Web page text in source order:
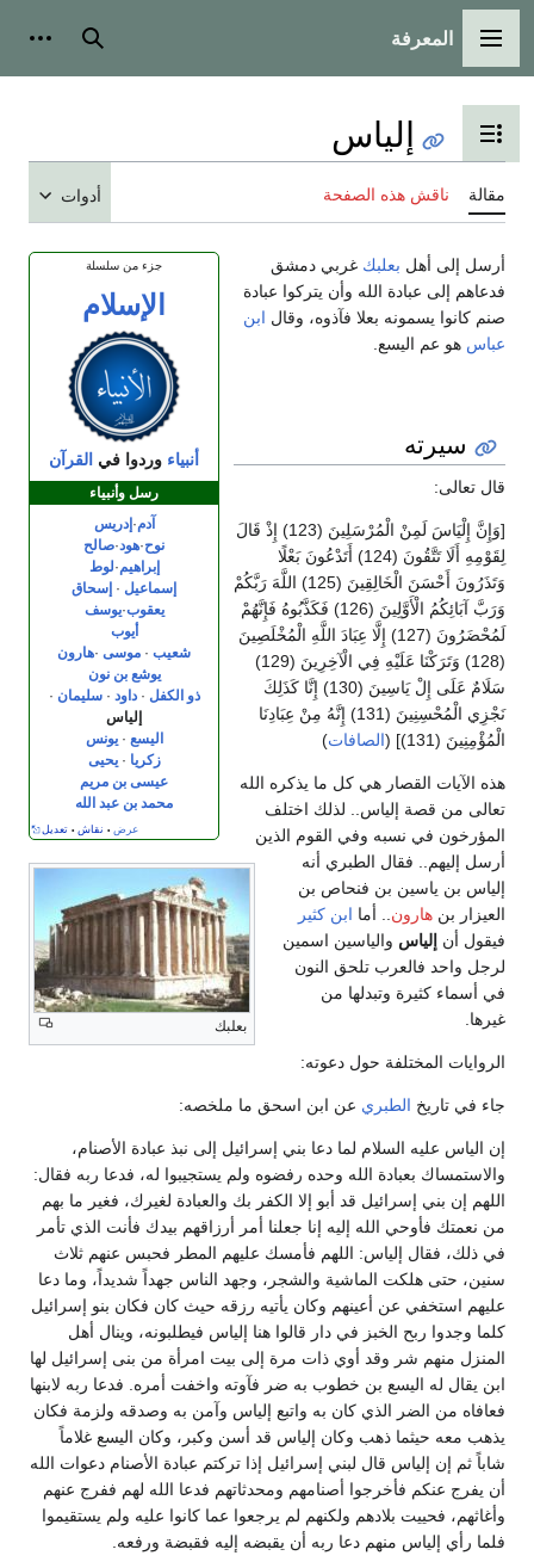
القائمة الرئيسية
المعرفة بحث
تبديل عرض جدول المحتويات
إلياس
مقالة ناقش هذه الصفحة أدوات
جزء من سلسلة
الإسلام
أنبياء وردوا في القرآن
رسل وأنبياء
آدم· إدريس
نوح·هود·صالح
إبراهيم·لوط
إسماعيل · إسحاق
يعقوب·يوسف
أيوب
شعيب · موسى ·هارون
يوشع بن نون
ذو الكفل ·داود ·سليمان ·
إلياس
اليسع ·يونس
زكريا ·يحيى
عيسى بن مريم
محمد بن عبد الله
عرض • نقاش • تعديل
بعلبك
أرسل إلى أهل بعلبك غربي دمشق
فدعاهم إلى عبادة الله وأن يتركوا عبادة
صنم كانوا يسمونه بعلا فآذوه، وقال ابن
عباس هو عم اليسع.
سيرته
قال تعالى:
[وَإِنَّ إِلْيَاسَ لَمِنْ الْمُرْسَلِينَ (123) إِذْ قَالَ
لِقَوْمِهِ أَلَا تَتَّقُونَ (124) أَتَدْعُونَ بَعْلًا
وَتَذَرُونَ أَحْسَنَ الْخَالِقِينَ (125) اللَّهَ رَبَّكُمْ
وَرَبَّ آبَائِكُمُ الْأَوَّلِينَ (126) فَكَذَّبُوهُ فَإِنَّهُمْ
لَمُحْضَرُونَ (127) إِلَّا عِبَادَ اللَّهِ الْمُخْلَصِينَ
(128) وَتَرَكْنَا عَلَيْهِ فِي الْآخِرِينَ (129)
سَلَامٌ عَلَى إِلْ يَاسِينَ (130) إِنَّا كَذَلِكَ
نَجْزِي الْمُحْسِنِينَ (131) إِنَّهُ مِنْ عِبَادِنَا
الْمُؤْمِنِينَ (131)] (
الصافات)
هذه الآيات القصار هي كل ما يذكره الله
تعالى من قصة إلياس.. لذلك اختلف
المؤرخون في نسبه وفي القوم الذين
أرسل إليهم.. فقال الطبري أنه
إلياس بن ياسين بن فنحاص بن
العيزار بن هارون.. أما ابن كثير
فيقول أن إلياس والياسين اسمين
لرجل واحد فالعرب تلحق النون
في أسماء كثيرة وتبدلها من
غيرها.
الروايات المختلفة حول دعوته:
جاء في تاريخ الطبري عن ابن اسحق ما ملخصه:
إن الياس عليه السلام لما دعا بني إسرائيل إلى نبذ عبادة الأصنام،
والاستمساك بعبادة الله وحده رفضوه ولم يستجيبوا له، فدعا ربه فقال:
اللهم إن بني إسرائيل قد أبو إلا الكفر بك والعبادة لغيرك، فغير ما بهم
من نعمتك فأوحي الله إليه إنا جعلنا أمر أرزاقهم بيدك فأنت الذي تأمر
في ذلك، فقال إلياس: اللهم فأمسك عليهم المطر فحبس عنهم ثلاث
سنين، حتى هلكت الماشية والشجر، وجهد الناس جهداً شديداً، وما دعا
عليهم استخفي عن أعينهم وكان يأتيه رزقه حيث كان فكان بنو إسرائيل
كلما وجدوا ربح الخبز في دار قالوا هنا إلياس فيطلبونه، وينال أهل
المنزل منهم شر وقد أوي ذات مرة إلى بيت امرأة من بنى إسرائيل لها
ابن يقال له اليسع بن خطوب به ضر فآوته واخفت أمره. فدعا ربه لابنها
فعافاه من الضر الذي كان به واتبع إلياس وآمن به وصدقه ولزمة فكان
يذهب معه حيثما ذهب وكان إلياس قد أسن وكبر، وكان اليسع غلاماً
شاباً ثم إن إلياس قال لبني إسرائيل إذا تركتم عبادة الأصنام دعوات الله
أن يفرج عنكم فأخرجوا أصنامهم ومحدثاتهم فدعا الله لهم ففرج عنهم
وأغاثهم، فحييت بلادهم ولكنهم لم يرجعوا عما كانوا عليه ولم يستقيموا
فلما رأي إلياس منهم دعا ربه أن يقبضه إليه فقبضة ورفعه.